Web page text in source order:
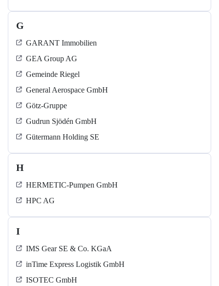
G
GARANT Immobilien
GEA Group AG
Gemeinde Riegel
General Aerospace GmbH
Götz-Gruppe
Gudrun Sjödén GmbH
Gütermann Holding SE
H
HERMETIC-Pumpen GmbH
HPC AG
I
IMS Gear SE & Co. KGaA
inTime Express Logistik GmbH
ISOTEC GmbH